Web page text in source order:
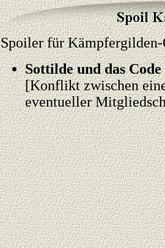
Spoiler für Kämpfergilden-
Sottilde und das
[Konflikt zwischen
eventueller